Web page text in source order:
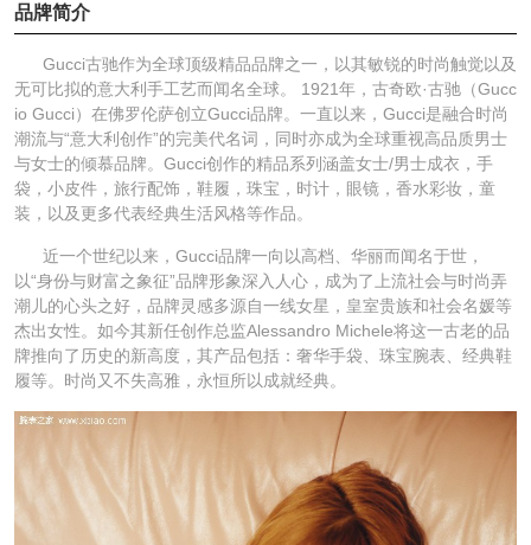
品牌简介
Gucci古驰作为全球顶级精品品牌之一，以其敏锐的时尚触觉以及
无可比拟的意大利手工艺而闻名全球。 1921年，古奇欧·古驰（Gucc
io Gucci）在佛罗伦萨创立Gucci品牌。一直以来，Gucci是融合时尚
潮流与“意大利创作”的完美代名词，同时亦成为全球重视高品质男士
与女士的倾慕品牌。Gucci创作的精品系列涵盖女士/男士成衣，手
袋，小皮件，旅行配饰，鞋履，珠宝，时计，眼镜，香水彩妆，童
装，以及更多代表经典生活风格等作品。
近一个世纪以来，Gucci品牌一向以高档、华丽而闻名于世，
以“身份与财富之象征”品牌形象深入人心，成为了上流社会与时尚弄
潮儿的心头之好，品牌灵感多源自一线女星，皇室贵族和社会名媛等
杰出女性。如今其新任创作总监Alessandro Michele将这一古老的品
牌推向了历史的新高度，其产品包括：奢华手袋、珠宝腕表、经典鞋
履等。时尚又不失高雅，永恒所以成就经典。